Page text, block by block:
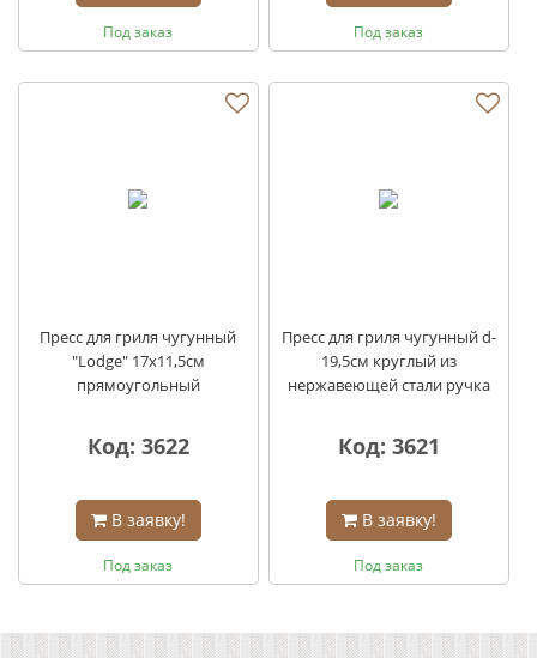
Под заказ Под заказ
Пресс для гриля чугунный
"Lodge" 17х11,5см
прямоугольный
Код: 3622
В заявку!
Под заказ
Пресс для гриля чугунный d-
19,5см круглый из
нержавеющей стали ручка
Код: 3621
В заявку!
Под заказ